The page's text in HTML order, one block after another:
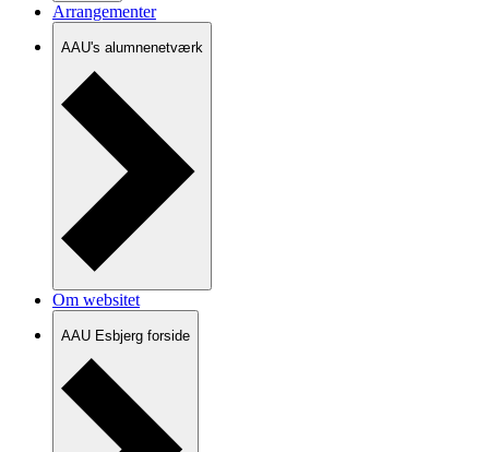
Arrangementer
AAU's alumnenetværk
Om websitet
AAU Esbjerg forside